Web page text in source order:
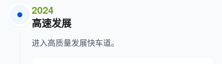
2024
高速发展
进入高质量发展快车道。